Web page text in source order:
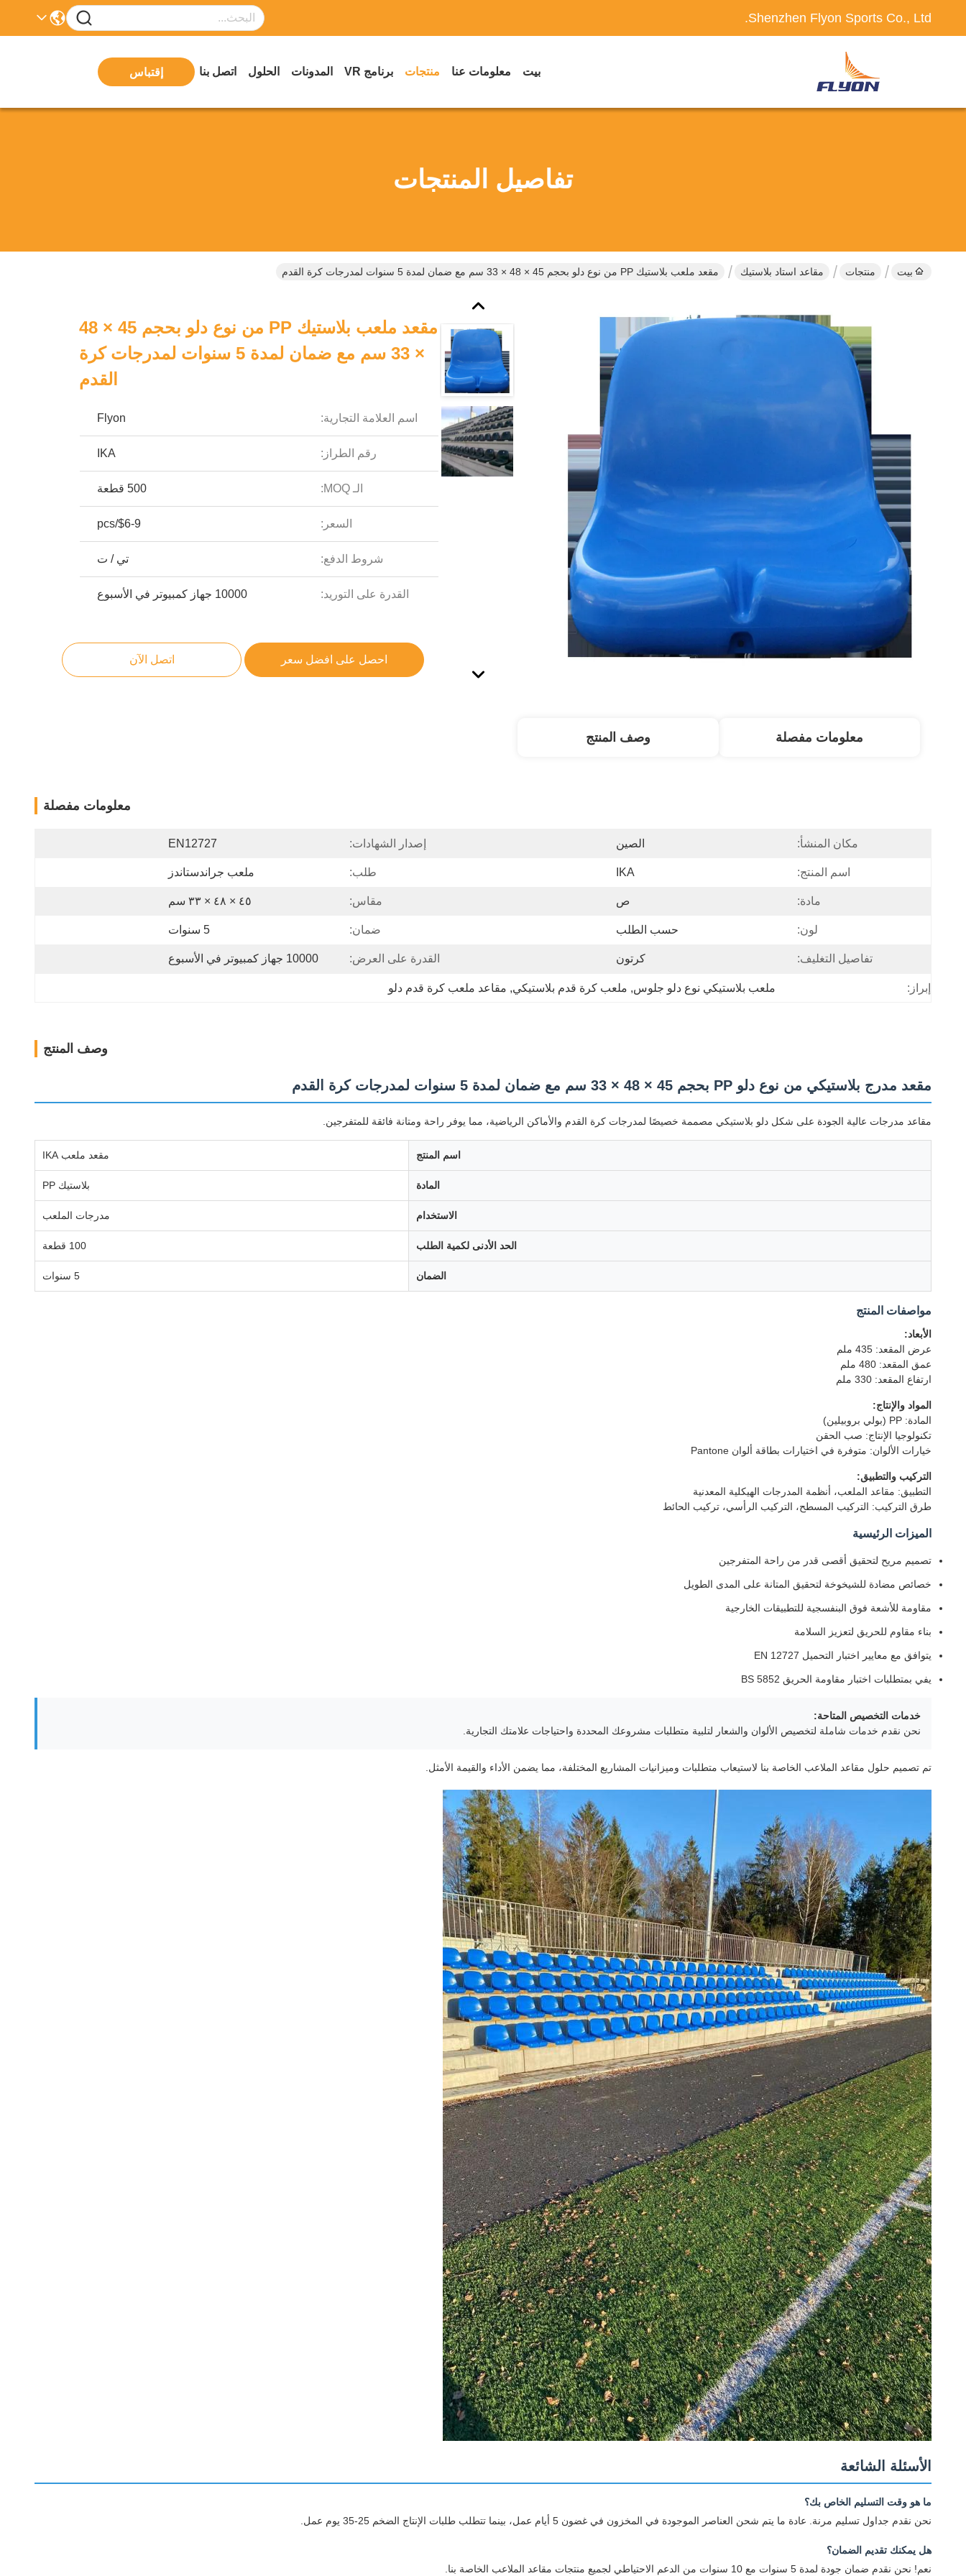
Shenzhen Flyon Sports Co., Ltd.
بيت معلومات عنا منتجات برنامج VR المدونات الحلول اتصل بنا إقتباس
تفاصيل المنتجات
بيت منتجات مقاعد استاد بلاستيك مقعد ملعب بلاستيك PP من نوع دلو بحجم 45 × 48 × 33 سم مع ضمان لمدة 5 سنوات لمدرجات كرة القدم
مقعد ملعب بلاستيك PP من نوع دلو بحجم 45 × 48
× 33 سم مع ضمان لمدة 5 سنوات لمدرجات كرة
القدم
اسم العلامة التجارية: Flyon
رقم الطراز: IKA
الـ MOQ: 500 قطعة
السعر: $6-9/pcs
شروط الدفع: تي / ت
القدرة على التوريد: 10000 جهاز كمبيوتر في الأسبوع
احصل على افضل سعر اتصل الآن
معلومات مفصلة وصف المنتج
معلومات مفصلة
مكان المنشأ: الصين إصدار الشهادات: EN12727
اسم المنتج: IKA طلب: ملعب جراندستاندز
مادة: ص مقاس: ٤٥ × ٤٨ × ٣٣ سم
لون: حسب الطلب ضمان: 5 سنوات
تفاصيل التغليف: كرتون القدرة على العرض: 10000 جهاز كمبيوتر في الأسبوع
إبراز: ملعب بلاستيكي نوع دلو جلوس, ملعب كرة قدم بلاستيكي, مقاعد ملعب كرة قدم دلو
وصف المنتج
مقعد مدرج بلاستيكي من نوع دلو PP بحجم 45 × 48 × 33 سم مع ضمان لمدة 5 سنوات لمدرجات كرة القدم
مقاعد مدرجات عالية الجودة على شكل دلو بلاستيكي مصممة خصيصًا لمدرجات كرة القدم والأماكن الرياضية، مما يوفر راحة ومتانة فائقة للمتفرجين.
اسم المنتج مقعد ملعب IKA
المادة بلاستيك PP
الاستخدام مدرجات الملعب
الحد الأدنى لكمية الطلب 100 قطعة
الضمان 5 سنوات
مواصفات المنتج
الأبعاد:
عرض المقعد: 435 ملم
عمق المقعد: 480 ملم
ارتفاع المقعد: 330 ملم
المواد والإنتاج:
المادة: PP (بولي بروبيلين)
تكنولوجيا الإنتاج: صب الحقن
خيارات الألوان: متوفرة في اختيارات بطاقة ألوان Pantone
التركيب والتطبيق:
التطبيق: مقاعد الملعب، أنظمة المدرجات الهيكلية المعدنية
طرق التركيب: التركيب المسطح، التركيب الرأسي، تركيب الحائط
الميزات الرئيسية
تصميم مريح لتحقيق أقصى قدر من راحة المتفرجين
خصائص مضادة للشيخوخة لتحقيق المتانة على المدى الطويل
مقاومة للأشعة فوق البنفسجية للتطبيقات الخارجية
بناء مقاوم للحريق لتعزيز السلامة
يتوافق مع معايير اختبار التحميل EN 12727
يفي بمتطلبات اختبار مقاومة الحريق BS 5852
خدمات التخصيص المتاحة:
نحن نقدم خدمات شاملة لتخصيص الألوان والشعار لتلبية متطلبات مشروعك المحددة واحتياجات علامتك التجارية.
تم تصميم حلول مقاعد الملاعب الخاصة بنا لاستيعاب متطلبات وميزانيات المشاريع المختلفة، مما يضمن الأداء والقيمة الأمثل.
الأسئلة الشائعة
ما هو وقت التسليم الخاص بك؟
نحن نقدم جداول تسليم مرنة. عادة ما يتم شحن العناصر الموجودة في المخزون في غضون 5 أيام عمل، بينما تتطلب طلبات الإنتاج الضخم 25-35 يوم عمل.
هل يمكنك تقديم الضمان؟
نعم! نحن نقدم ضمان جودة لمدة 5 سنوات مع 10 سنوات من الدعم الاحتياطي لجميع منتجات مقاعد الملاعب الخاصة بنا.